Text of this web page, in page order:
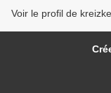
Voir le profil de